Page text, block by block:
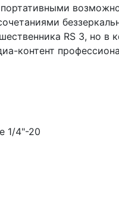
RS 3, но в
контент
1/4"-20